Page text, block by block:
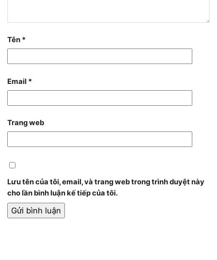
Tên *
Email *
Trang web
Lưu tên của tôi, email, và trang web trong trình duyệt này
cho lần bình luận kế tiếp của tôi.